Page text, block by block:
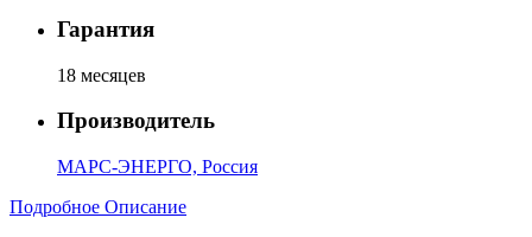
Гарантия
18 месяцев
Производитель
МАРС-ЭНЕРГО, Россия
Подробное Описание